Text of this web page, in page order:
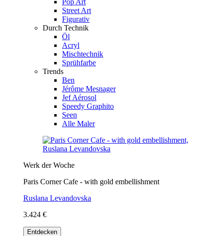
Street Art
Figurativ
Durch Technik
Öl
Acryl
Mischtechnik
Sprühfarbe
Trends
Ben
Jérôme Mesnager
Jef Aérosol
Speedy Graphito
Seen
Alle Maler
Werk der Woche
Paris Corner Cafe - with gold embellishment
Ruslana Levandovska
3.424 €
Entdecken